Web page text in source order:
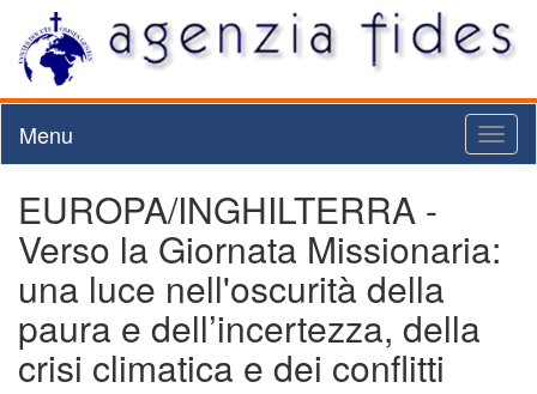
Menu
EUROPA/INGHILTERRA -
Verso la Giornata Missionaria:
una luce nell'oscurità della
paura e dell’incertezza, della
crisi climatica e dei conflitti